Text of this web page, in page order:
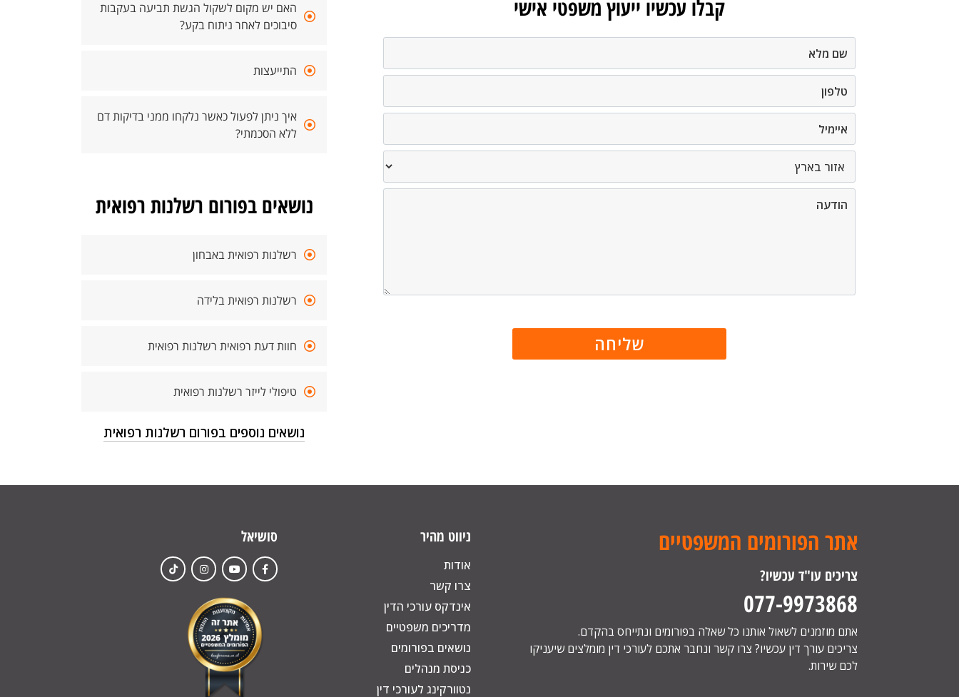
קבלו עכשיו ייעוץ משפטי אישי
האם יש מקום לשקול הגשת תביעה בעקבות
סיבוכים לאחר ניתוח בקע?
התייעצות
איך ניתן לפעול כאשר נלקחו ממני בדיקות דם
ללא הסכמתי?
נושאים בפורום רשלנות רפואית
רשלנות רפואית באבחון
רשלנות רפואית בלידה
חוות דעת רפואית רשלנות רפואית
טיפולי לייזר רשלנות רפואית
נושאים נוספים בפורום רשלנות רפואית
אתר הפורומים המשפטיים
צריכים עו"ד עכשיו?
077-9973868
אתם מוזמנים לשאול אותנו כל שאלה בפורומים ונתייחס בהקדם.
צריכים עורך דין עכשיו? צרו קשר ונחבר אתכם לעורכי דין מומלצים שיעניקו
לכם שירות.
ניווט מהיר
אודות
צרו קשר
אינדקס עורכי הדין
מדריכים משפטיים
נושאים בפורומים
כניסת מנהלים
נטוורקינג לעורכי דין
סושיאל